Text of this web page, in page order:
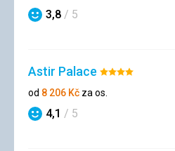
Hodnocení
3,8 / 5
Astir Palace Hodnocení:
4/5
od 8 206 Kč za os.
Hodnocení
4,1 / 5